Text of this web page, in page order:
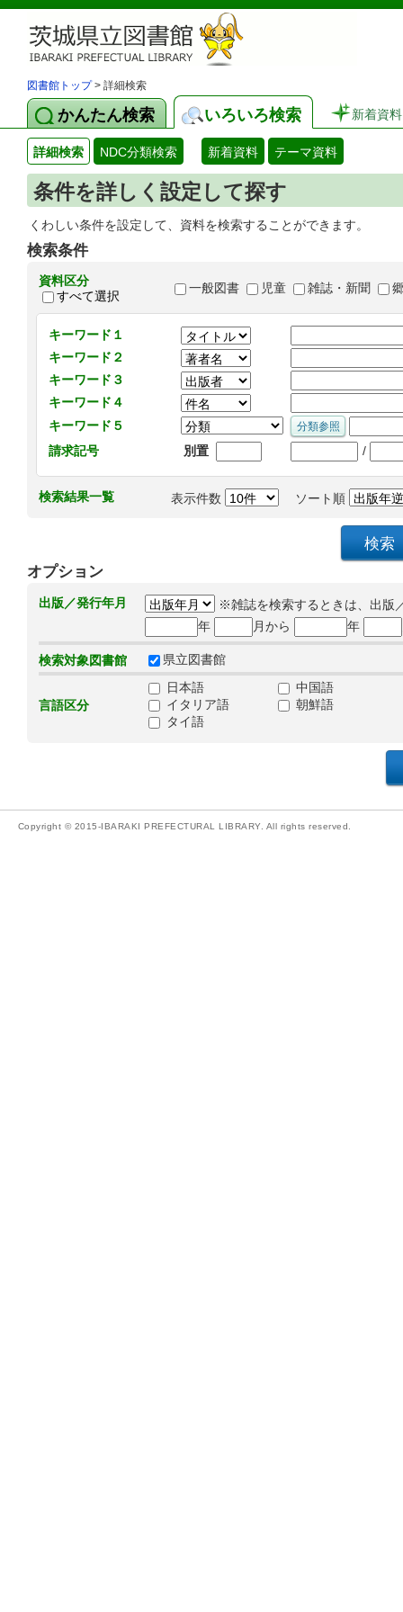
図書館トップ> 詳細検索
かんたん検索 いろいろ検索 新着資料
詳細検索 NDC分類検索 新着資料 テーマ資料
条件を詳しく設定して探す
くわしい条件を設定して、資料を検索することができます。
検索条件
資料区分
すべて選択
一般図書 児童 雑誌・新聞
キーワード１
キーワード２
キーワード３
キーワード４
キーワード５
請求記号
別置 /
検索結果一覧 表示件数 ソート順
オプション
出版／発行年月
※雑誌を検索するときは、出版
年
月から 年
検索対象図書館 県立図書館
言語区分
日本語
中国語
イタリア語
朝鮮語
タイ語
Copyright © 2015-IBARAKI PREFECTURAL LIBRARY. All rights reserved.